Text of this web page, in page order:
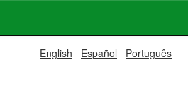
English Español Português